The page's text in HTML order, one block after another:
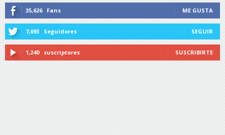
35,626 Fans ME GUSTA
7,693 Seguidores SEGUIR
1,240 suscriptores SUSCRIBIRTE